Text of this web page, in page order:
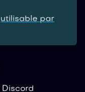
utilisable par
Discord